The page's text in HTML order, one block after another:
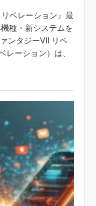
リベレーション』最
種・新システムを
ンタジーVII リベ
レーション）は、